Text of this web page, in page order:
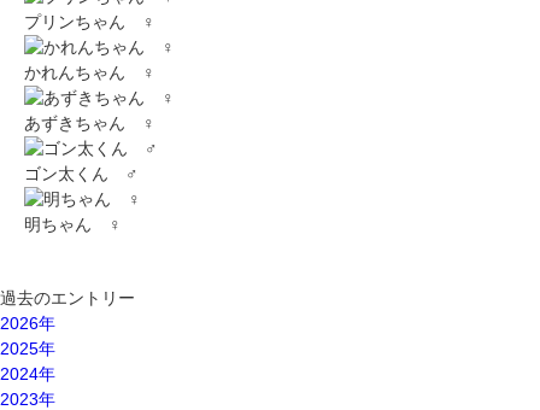
プリンちゃん ♀
かれんちゃん ♀
あずきちゃん ♀
ゴン太くん ♂
明ちゃん ♀
過去のエントリー
2026年
2025年
2024年
2023年